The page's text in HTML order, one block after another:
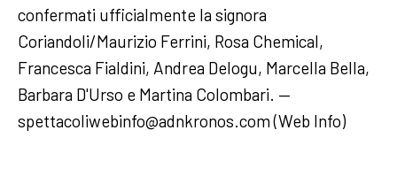
confermati ufficialmente la signora
Coriandoli/Maurizio Ferrini, Rosa Chemical,
Francesca Fialdini, Andrea Delogu, Marcella Bella,
Barbara D'Urso e Martina Colombari. —
spettacoliwebinfo@adnkronos.com (Web Info)